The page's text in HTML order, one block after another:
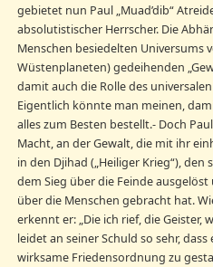
gebietet nun Paul „Muad’dib“
absolutistischer Herrscher. Die
Menschen besiedelten Universums
Wüstenplaneten) gedeihenden
damit auch die Rolle des
Eigentlich könnte man meinen,
alles zum Besten bestellt.- Doch
Macht, an der Gewalt, die mit ihr
in den Djihad („Heiliger Krieg“),
dem Sieg über die Feinde
über die Menschen gebracht hat.
erkennt er: „Die ich rief, die Geister,
leidet an seiner Schuld so sehr,
wirksame Friedensordnung zu